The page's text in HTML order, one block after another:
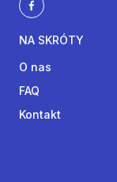
NA SKRÓTY
O nas
FAQ
Kontakt